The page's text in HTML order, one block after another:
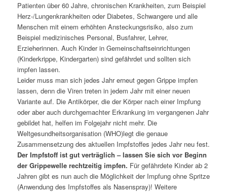
Patienten über 60 Jahre, chronischen Krankheiten, zum Beispiel
Herz-/Lungenkrankheiten oder Diabetes, Schwangere und alle
Menschen mit einem erhöhten Ansteckungsrisiko, also zum
Beispiel medizinisches Personal, Busfahrer, Lehrer,
Erzieherinnen. Auch Kinder in Gemeinschaftseinrichtungen
(Kinderkrippe, Kindergarten) sind gefährdet und sollten sich
impfen lassen.
Leider muss man sich jedes Jahr erneut gegen Grippe impfen
lassen, denn die Viren treten in jedem Jahr mit einer neuen
Variante auf. Die Antikörper, die der Körper nach einer Impfung
oder aber auch durchgemachter Erkrankung im vergangenen Jahr
gebildet hat, helfen im Folgejahr nicht mehr. Die
Weltgesundheitsorganisation (WHO)legt die genaue
Zusammensetzung des aktuellen Impfstoffes jedes Jahr neu fest.
Der Impfstoff ist gut verträglich – lassen Sie sich vor Beginn
der Grippewelle rechtzeitig impfen. Für gefährdete Kinder ab 2
Jahren gibt es nun auch die Möglichkeit der Impfung ohne Spritze
(Anwendung des Impfstoffes als Nasenspray)! Weitere